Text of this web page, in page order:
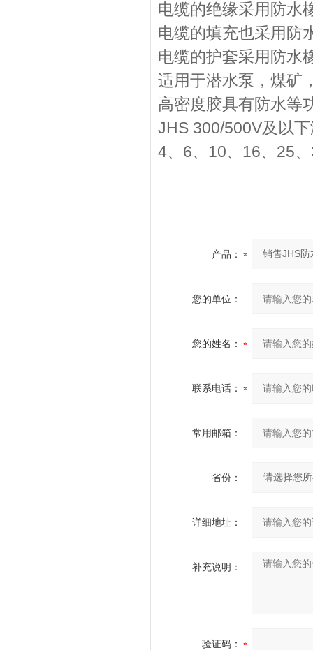
电缆的绝缘采用防水
电缆的填充也采用防
电缆的护套采用防水
适用于潜水泵，煤矿
高密度胶具有防水等
JHS 300/500V及以
4、6、10、16、25
产品：
您的单位：
您的姓名：
联系电话：
常用邮箱：
省份：
详细地址：
补充说明：
验证码：